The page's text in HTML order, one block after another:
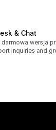
& Chat
616
wersja
inquiries and